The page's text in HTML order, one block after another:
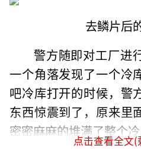
去鳞片后
警方随即对工厂进
一个角落发现了一个冷
吧冷库打开的时候，警
东西惊震到了，原来里
密密麻麻的堆满了整个冷
点击查看全文(